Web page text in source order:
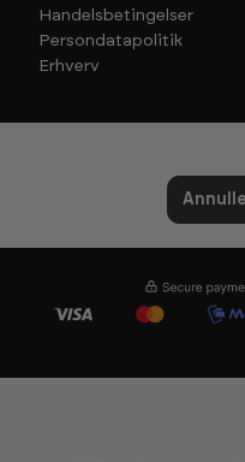
Handelsbetingelser
Persondatapolitik
Erhverv